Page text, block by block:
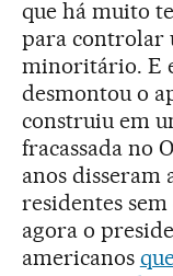
que há muito
para controlar
minoritário. E
desmontou o
construiu em
fracassada no
anos disseram
residentes
agora o
americanos